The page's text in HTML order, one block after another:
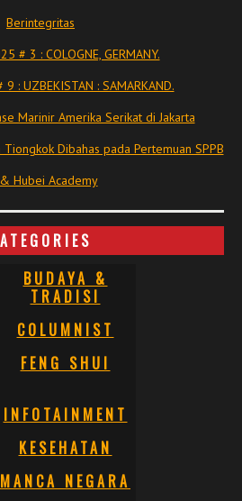
Berintegritas
# 3 : COLOGNE, GERMANY.
: UZBEKISTAN : SAMARKAND.
Marinir Amerika Serikat di Jakarta
Dibahas pada Pertemuan SPPB
Hubei Academy
BUDAYA &
TRADISI
COLUMNIST
FENG SHUI
INFOTAINMENT
KESEHATAN
MANCA NEGARA